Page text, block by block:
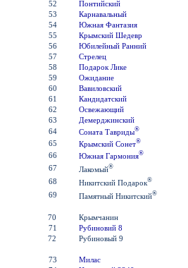
52
Понтийский
53
Карнавальный
54
Южная Фантазия
55
Крымский Шедевр
56
Юбилейный Ранний
57
Стрелец
58
Подарок Лике
59
Ожидание
60
Вавиловский
61
Кандидатский
62
Освежающий
63
Демерджинский
64
Соната Тавриды®
65 Крымский Сонет®
66 Южная Гармония®
67 Лакомый®
68 Никитский Подарок®
69 Памятный Никитский®
70
Крымчанин
71
Рубиновий 8
72
Рубиновый 9
73
Милас